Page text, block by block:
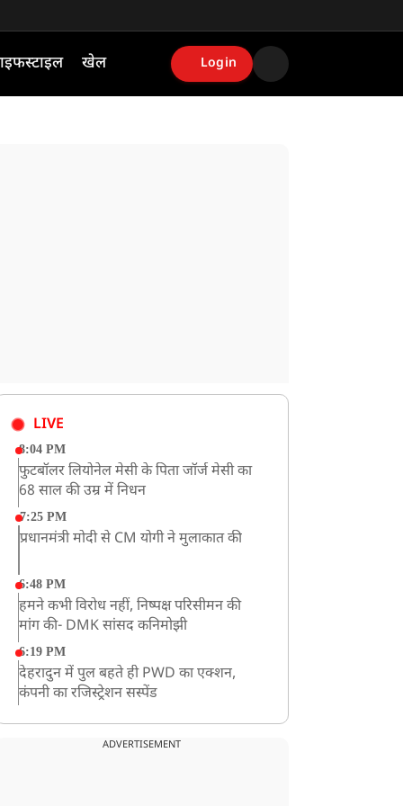
खेल Login
LIVE
8:04 PM
फुटबॉलर लियोनेल मेसी के पिता जॉर्ज मेसी का
68 साल की उम्र में निधन
7:25 PM
प्रधानमंत्री मोदी से CM योगी ने मुलाकात की
6:48 PM
हमने कभी विरोध नहीं, निष्पक्ष परिसीमन की
मांग की- DMK सांसद कनिमोझी
6:19 PM
देहरादुन में पुल बहते ही PWD का एक्शन,
कंपनी का रजिस्ट्रेशन सस्पेंड
खराब मौसम की चेतावनी के कारण अमरनाथ
ADVERTISEMENT